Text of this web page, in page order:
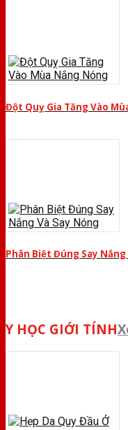
Đột Quỵ Gia Tăng Vào
Phân Biệt Đúng Say Nắng
Y HỌC GIỚI TÍNH